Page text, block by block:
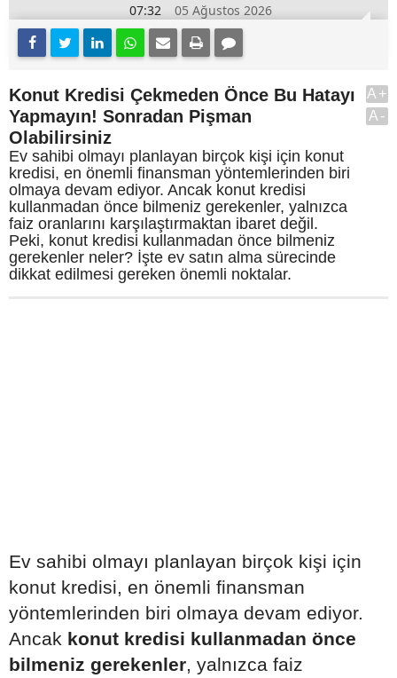
07:32 05 Ağustos 2026
Konut Kredisi Çekmeden Önce Bu Hatayı
Yapmayın! Sonradan Pişman
Olabilirsiniz
Ev sahibi olmayı planlayan birçok kişi için konut
kredisi, en önemli finansman yöntemlerinden biri
olmaya devam ediyor. Ancak konut kredisi
kullanmadan önce bilmeniz gerekenler, yalnızca
faiz oranlarını karşılaştırmaktan ibaret değil.
Peki, konut kredisi kullanmadan önce bilmeniz
gerekenler neler? İşte ev satın alma sürecinde
dikkat edilmesi gereken önemli noktalar.
A+
A-
Ev sahibi olmayı planlayan birçok kişi için
konut kredisi, en önemli finansman
yöntemlerinden biri olmaya devam ediyor.
Ancak konut kredisi kullanmadan önce
bilmeniz gerekenler, yalnızca faiz